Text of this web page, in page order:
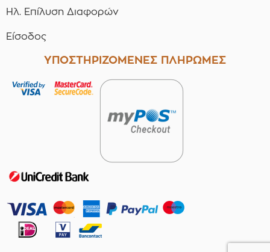
Ηλ. Επίλυση Διαφορών
Είσοδος
ΥΠΟΣΤΗΡΙΖΟΜΕΝΕΣ ΠΛΗΡΩΜΕΣ